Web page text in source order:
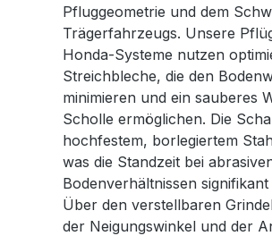
Pfluggeometrie und dem
Trägerfahrzeugs. Unsere
Honda-Systeme nutzen
Streichbleche, die den
minimieren und ein sauberes
Scholle ermöglichen. Die
hochfestem, borlegiertem
was die Standzeit bei
Bodenverhältnissen
Über den verstellbaren
der Neigungswinkel und der